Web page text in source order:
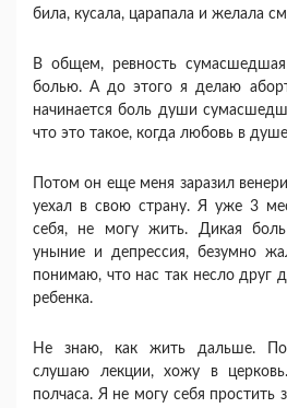
била, кусала, царапала и желала
В общем, ревность
болью. А до этого я делаю
начинается боль души
что это такое, когда любовь в
Потом он еще меня заразил
уехал в свою страну. Я уже 3
себя, не могу жить. Дикая
уныние и депрессия, безумно
понимаю, что нас так несло друг
ребенка.
Не знаю, как жить дальше.
слушаю лекции, хожу в
полчаса. Я не могу себя простить